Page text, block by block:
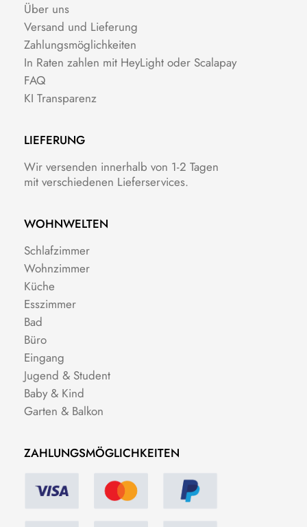
Über uns
Versand und Lieferung
Zahlungsmöglichkeiten
In Raten zahlen mit HeyLight oder Scalapay
FAQ
KI Transparenz
LIEFERUNG
Wir versenden innerhalb von 1-2 Tagen
mit verschiedenen Lieferservices.
WOHNWELTEN
Schlafzimmer
Wohnzimmer
Küche
Esszimmer
Bad
Büro
Eingang
Jugend & Student
Baby & Kind
Garten & Balkon
ZAHLUNGSMÖGLICHKEITEN